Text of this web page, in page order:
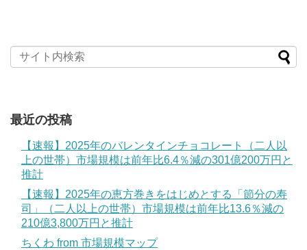
最近の投稿
【速報】2025年のバレンタインチョコレート（二人以
上の世帯）市場規模は前年比6.4％減の301億200万円と
推計
【速報】2025年の恵方巻きをはじめとする「節分の寿
司」（二人以上の世帯）市場規模は前年比13.6％減の
210億3,800万円と推計
ちくわ from 市場規模マップ